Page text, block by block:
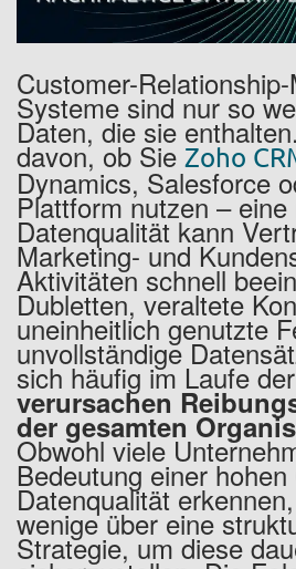
Customer-
Systeme sind nur so
Daten, die sie
davon, ob Sie Zoho
Dynamics, Salesforce
Plattform nutzen –
Datenqualität kann
Marketing- und
Aktivitäten schnell
Dubletten, veraltete
uneinheitlich genutzte
unvollständige
sich häufig im Laufe
verursachen
der gesamten
Obwohl viele
Bedeutung einer
Datenqualität
wenige über eine
Strategie, um diese